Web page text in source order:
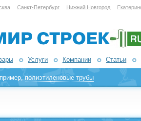
Санкт-Петербург Нижний Новгород
Услуги Компании Статьи
полиэтиленовые трубы